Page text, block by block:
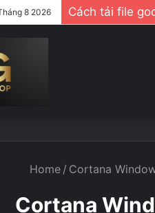
8 2026 Cách tải file
Home / Cortana
Cortana